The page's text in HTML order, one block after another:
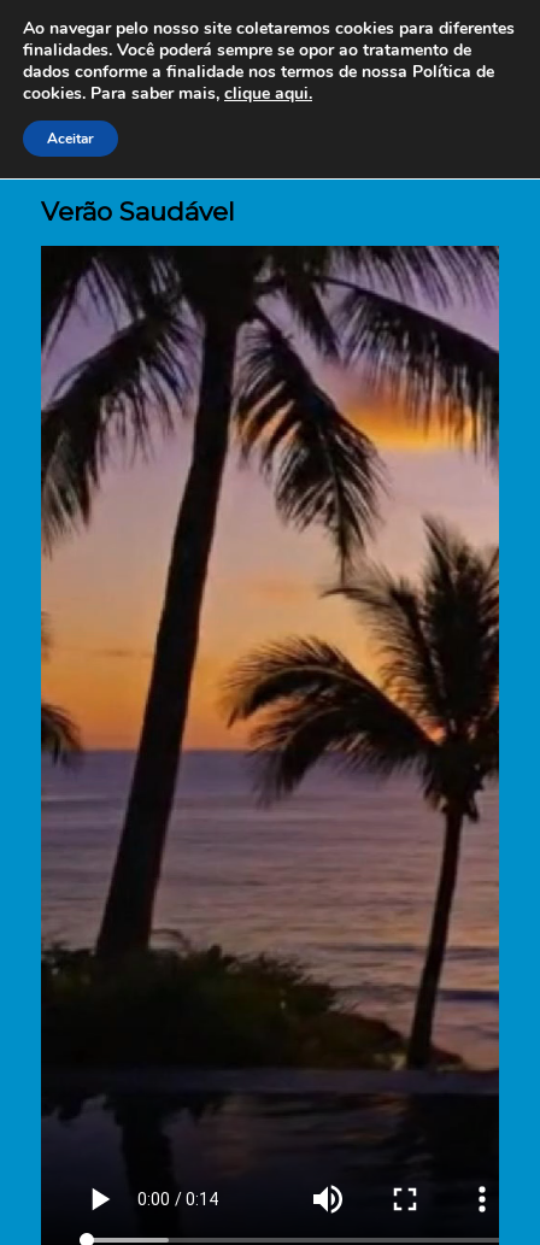
Verão Saudável
Ao navegar pelo nosso site coletaremos cookies para diferentes
finalidades. Você poderá sempre se opor ao tratamento de
dados conforme a finalidade nos termos de nossa Política de
cookies. Para saber mais, clique aqui.
Aceitar